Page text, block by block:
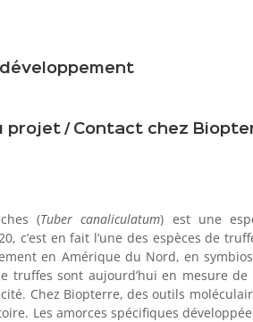
projet / Contact chez
(Tuber canaliculatum) est une
c’est en fait l’une des espèces de
en Amérique du Nord, en
truffes sont aujourd’hui en mesure
Chez Biopterre, des outils
Les amorces spécifiques